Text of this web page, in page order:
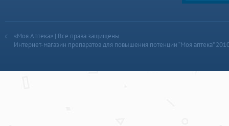
«Моя Аптека» | Все права защищены
Интернет-магазин препаратов для повышения потенции “Моя аптека”